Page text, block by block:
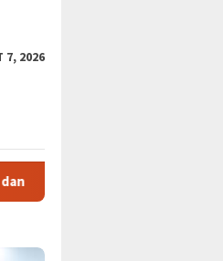
7, 2026
Israel